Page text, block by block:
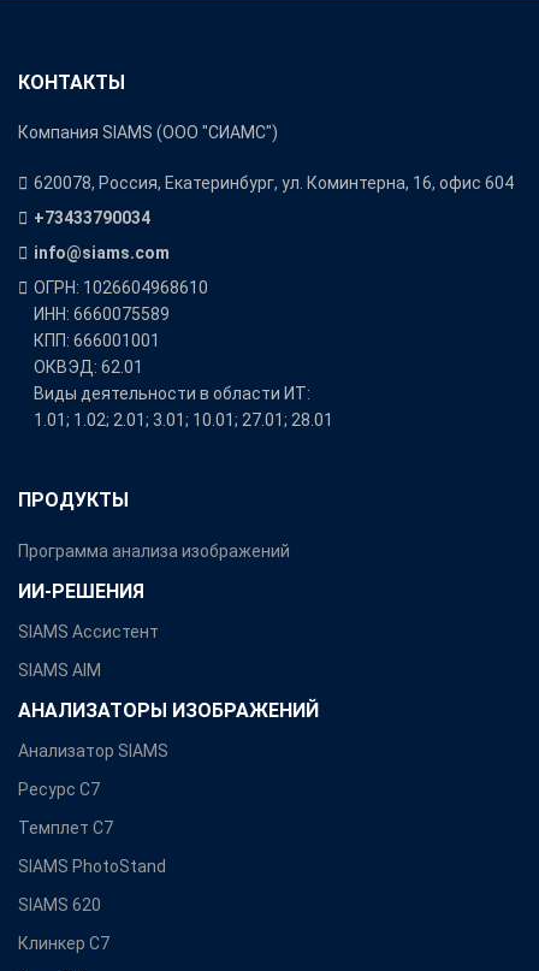
КОНТАКТЫ
Компания SIAMS (ООО "СИАМС")
620078, Россия, Екатеринбург, ул. Коминтерна, 16, офис 604
+73433790034
info@siams.com
ОГРН: 1026604968610
ИНН: 6660075589
КПП: 666001001
ОКВЭД: 62.01
Виды деятельности в области ИТ:
1.01; 1.02; 2.01; 3.01; 10.01; 27.01; 28.01
ПРОДУКТЫ
Программа анализа изображений
ИИ-РЕШЕНИЯ
SIAMS Ассистент
SIAMS AIM
АНАЛИЗАТОРЫ ИЗОБРАЖЕНИЙ
Анализатор SIAMS
Ресурс С7
Темплет С7
SIAMS PhotoStand
SIAMS 620
Клинкер С7